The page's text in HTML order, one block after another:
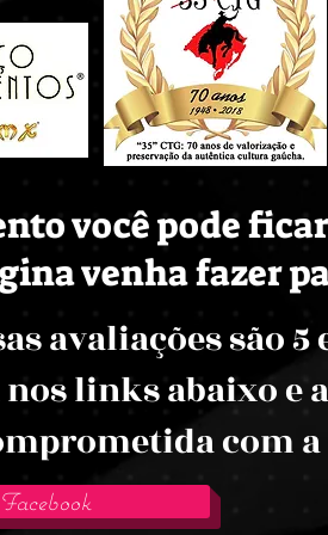
você pode
venha fazer
avaliações são
links abaixo e
com
Facebook